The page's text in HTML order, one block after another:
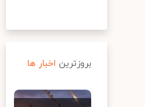
بروزترین اخبار ها